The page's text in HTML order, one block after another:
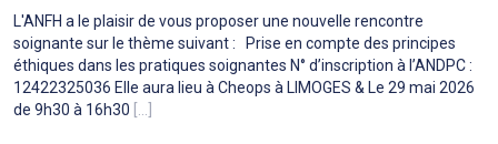
L'ANFH a le plaisir de vous proposer une nouvelle rencontre
soignante sur le thème suivant : Prise en compte des principes
éthiques dans les pratiques soignantes N° d’inscription à l’ANDPC :
12422325036 Elle aura lieu à Cheops à LIMOGES & Le 29 mai 2026
de 9h30 à 16h30 [...]